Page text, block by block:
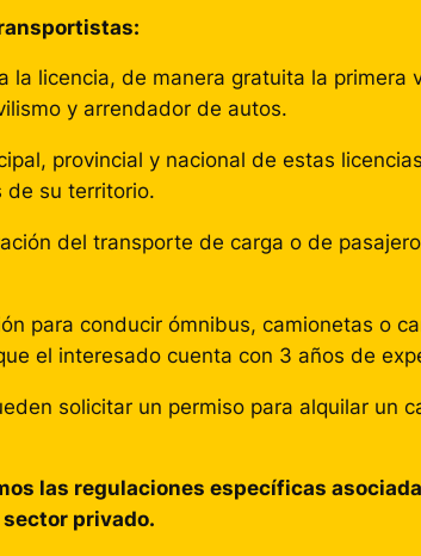
la licencia, de manera gratuita la
y arrendador de autos.
provincial y nacional de estas
de su territorio.
del transporte de carga o de
para conducir ómnibus, camionetas o
el interesado cuenta con 3 años de
solicitar un permiso para alquilar un
las regulaciones específicas
privado.